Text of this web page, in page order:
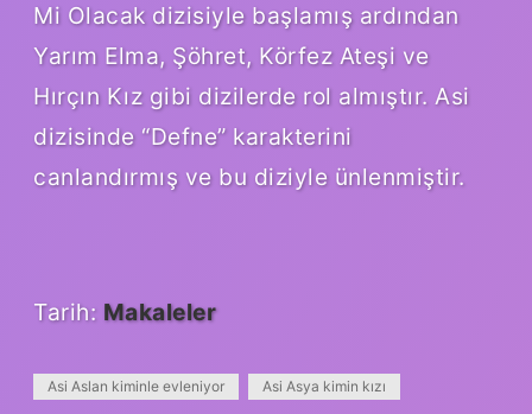
Mi Olacak dizisiyle başlamış ardından
Yarım Elma, Şöhret, Körfez Ateşi ve
Hırçın Kız gibi dizilerde rol almıştır. Asi
dizisinde “Defne” karakterini
canlandırmış ve bu diziyle ünlenmiştir.
Tarih: Makaleler
Asi Aslan kiminle evleniyor Asi Asya kimin kızı